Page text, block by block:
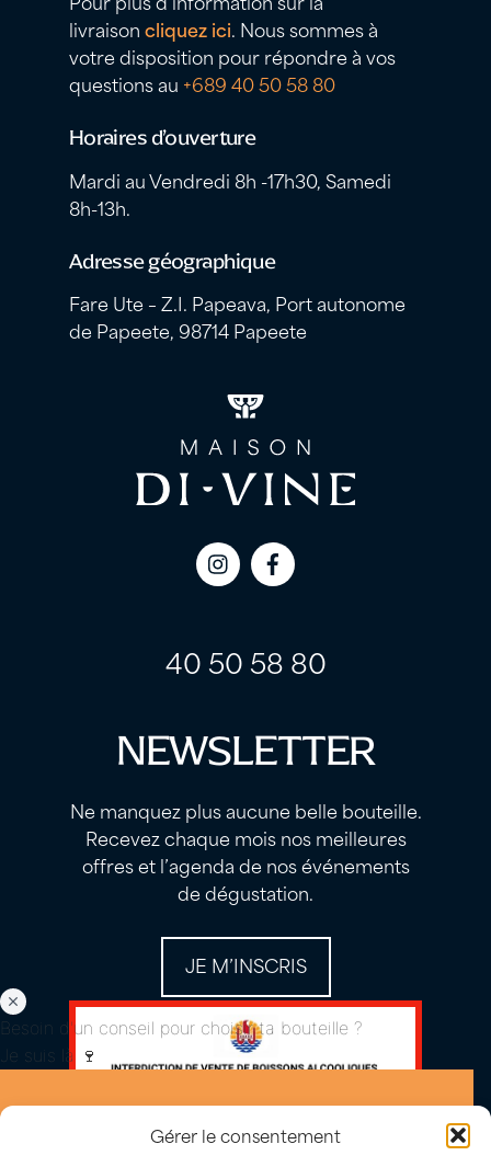
Gérer le consentement
livraisoncliquez ici. Nous sommes à
votre disposition pour répondre à vos
questions au +689 40 50 58 80
Horaires d’ouverture
Mardi au Vendredi 8h -17h30, Samedi
8h-13h.
Adresse géographique
Fare Ute – Z.I. Papeava, Port autonome
de Papeete, 98714 Papeete
Icon
Icon
40 50 58 80
NEWSLETTER
Ne manquez plus aucune belle bouteille.
Recevez chaque mois nos meilleures
offres et l’agenda de nos événements
de dégustation.
JE M’INSCRIS
Besoin d'un conseil pour choisir ta bouteille ?
Je suis là 🍷